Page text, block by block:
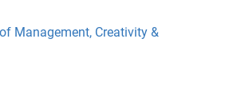
Management, Creativity &